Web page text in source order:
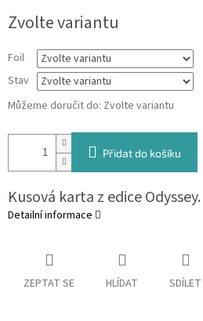
cena:
Zvolte variantu
Foil
Stav
Můžeme doručit do: Zvolte variantu
Přidat do košíku
Kusová karta z edice Odyssey.
Detailní informace
ZEPTAT SE HLÍDAT SDÍLET